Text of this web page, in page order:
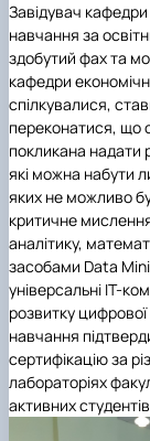
Завідувач
навчання за
здобутий фах та
кафедри
спілкувалися,
переконатися, що
покликана надати
які можна набути
яких не можливо
критичне
аналітику,
засобами Data
універсальні ІТ-
розвитку
навчання
сертифікацію за
лабораторіях
активних